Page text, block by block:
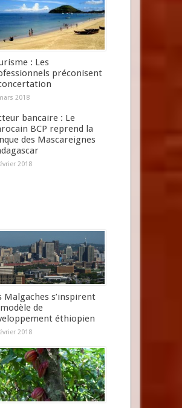
: Les
préconisent
2018
bancaire : Le
BCP reprend la
des Mascareignes
2018
Malgaches s’inspirent
de
éthiopien
2018